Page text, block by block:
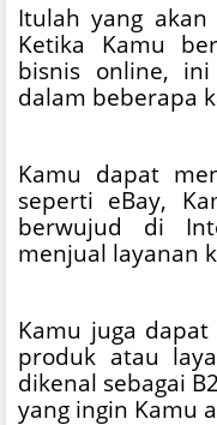
Itulah yang
Ketika Kamu
bisnis online,
dalam beberapa
Kamu dapat
seperti eBay,
berwujud di
menjual layanan
Kamu juga
produk atau
dikenal sebagai
yang ingin Kamu